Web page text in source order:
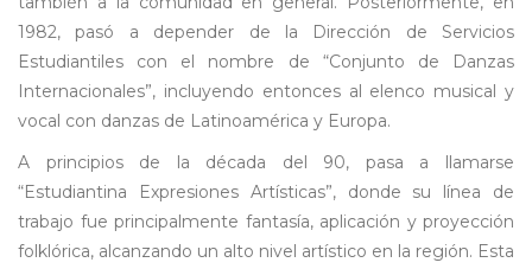
1982, pasó a depender de la Dirección de Servicios
Estudiantiles con el nombre de “Conjunto de Danzas
Internacionales”, incluyendo entonces al elenco musical y
vocal con danzas de Latinoamérica y Europa.
A principios de la década del 90, pasa a llamarse
“Estudiantina Expresiones Artísticas”, donde su línea de
trabajo fue principalmente fantasía, aplicación y proyección
folklórica, alcanzando un alto nivel artístico en la región. Esta